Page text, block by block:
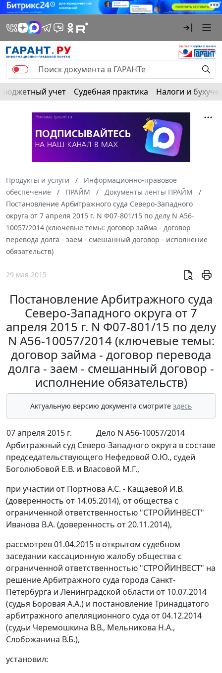
Бюджетный учет Судебная практика Налоги и
Продукты и услуги
Информационно-правовое
обеспечение
ПРАЙМ
Документы ленты ПРАЙМ
Постановление Арбитражного суда Северо-Западного
округа от 7 апреля 2015 г. N Ф07-801/15 по делу N А56-
10057/2014 (ключевые темы: договор займа - договор
перевода долга - заем - смешанный договор - исполнение
обязательств)
29 мая 2015
Постановление Арбитражного суда
Северо-Западного округа от 7
апреля 2015 г. N Ф07-801/15 по делу
N А56-10057/2014 (ключевые темы:
договор займа - договор перевода
долга - заем - смешанный договор -
исполнение обязательств)
Актуальную версию документа смотрите здесь
07 апреля 2015 г.
Дело N А56-10057/2014
Арбитражный суд Северо-Западного округа в составе
председательствующего Нефедовой О.Ю., судей
Боголюбовой Е.В. и Власовой М.Г.,
при участии от Портнова А.С. - Кащаевой И.В.
(доверенность от 14.05.2014), от общества с
ограниченной ответственностью "СТРОЙИНВЕСТ"
Иванова В.А. (доверенность от 20.11.2014),
рассмотрев 01.04.2015 в открытом судебном
заседании кассационную жалобу общества с
ограниченной ответственностью "СТРОЙИНВЕСТ" на
решение Арбитражного суда города Санкт-
Петербурга и Ленинградской области от 10.07.2014
(судья Боровая А.А.) и постановление Тринадцатого
арбитражного апелляционного суда от 04.12.2014
(судьи Черемошкина В.В., Мельникова Н.А.,
Слобожанина В.Б.),
установил: